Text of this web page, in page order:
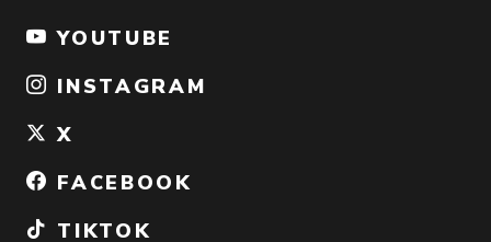
YOUTUBE
INSTAGRAM
X
FACEBOOK
TIKTOK